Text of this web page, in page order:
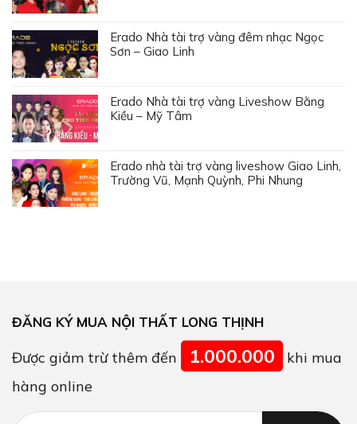
Erado Nhà tài trợ vàng đêm nhạc Ngọc
Sơn – Giao Linh
Erado Nhà tài trợ vàng Liveshow Bằng
Kiều – Mỹ Tâm
Erado nhà tài trợ vàng liveshow Giao Linh,
Trường Vũ, Mạnh Quỳnh, Phi Nhung
ĐĂNG KÝ MUA NỘI THẤT LONG THỊNH
Được giảm trừ thêm đến 1.000.000
khi mua
hàng online